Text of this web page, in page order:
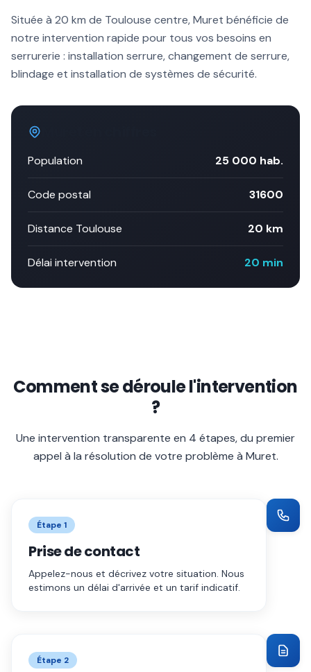
Située à 20 km de Toulouse centre,Muret bénéficie de
notre intervention rapide pour tous vos besoins en
serrurerie : installation serrure, changement de serrure,
blindage et installation de systèmes de sécurité.
Population 25 000 hab.
Code postal 31600
Distance Toulouse 20 km
Délai intervention 20 min
Comment se déroule l'intervention
?
Une intervention transparente en 4 étapes, du premier
appel à la résolution de votre problème à Muret.
Étape 1
Prise de contact
Appelez-nous et décrivez votre situation. Nous
estimons un délai d'arrivée et un tarif indicatif.
Étape 2